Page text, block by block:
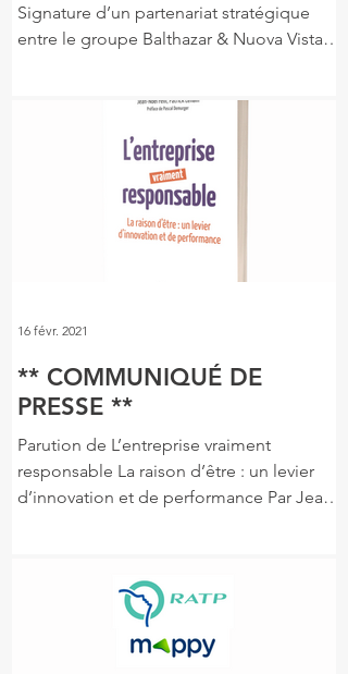
Signature d’un partenariat stratégique
entre le groupe Balthazar & Nuova Vista
** COMMUNIQUÉ DE
PRESSE **
Parution de L’entreprise vraiment
responsable La raison d’être : un levier
d’innovation et de performance Par Jean-
16 févr. 2021